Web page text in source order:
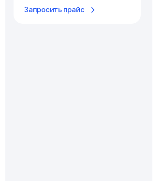
Запросить прайс